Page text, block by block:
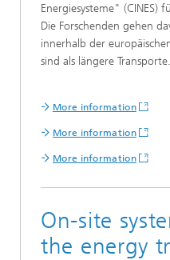
Energiesysteme" (CINES)
Die Forschenden gehen
innerhalb der
sind als längere Transporte.
More information
More information
More information
On-site
the energy